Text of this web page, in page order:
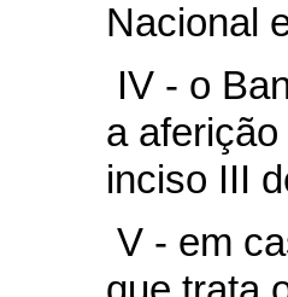
Nacional
IV - o
a
inciso III
V - em